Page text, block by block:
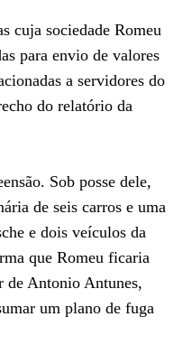
cuja sociedade Romeu
para envio de valores
a servidores do
do relatório da
Sob posse dele,
de seis carros e uma
e dois veículos da
que Romeu ficaria
de Antonio Antunes,
um plano de fuga